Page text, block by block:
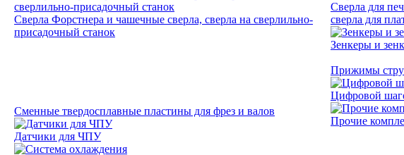
Сверла Форстнера и чашечные сверла, сверла на сверлильно-
присадочный станок
Сверла для
сверла для
Зенкеры и
Сменные твердосплавные пластины для фрез и валов
Датчики для ЧПУ
Прижимы
Цифровой
Прочие